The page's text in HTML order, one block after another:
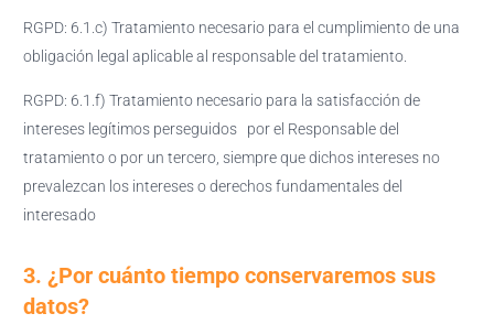
RGPD: 6.1.c) Tratamiento necesario para el cumplimiento de una
obligación legal aplicable al responsable del tratamiento.
RGPD: 6.1.f) Tratamiento necesario para la satisfacción de
intereses legítimos perseguidos por el Responsable del
tratamiento o por un tercero, siempre que dichos intereses no
prevalezcan los intereses o derechos fundamentales del
interesado
3. ¿Por cuánto tiempo conservaremos sus
datos?